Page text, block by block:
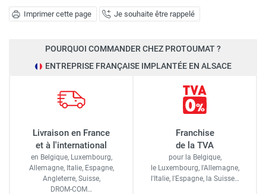
Imprimer cette page Je souhaite être rappelé
POURQUOI COMMANDER CHEZ PROTOUMAT ?
ENTREPRISE FRANÇAISE IMPLANTÉE EN ALSACE
Livraison en France
et à l'international
en Belgique, Luxembourg,
Allemagne, Italie, Espagne,
Angleterre, Suisse,
DROM-COM…
Franchise
de la TVA
pour la Belgique,
le Luxembourg, l'Allemagne,
l'Italie, l'Espagne, la Suisse…